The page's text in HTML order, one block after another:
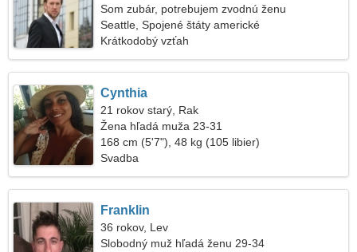
Som zubár, potrebujem zvodnú ženu
Seattle, Spojené štáty americké
Krátkodobý vzťah
Cynthia
21 rokov starý, Rak
Žena hľadá muža 23-31
168 cm (5'7"), 48 kg (105 libier)
Svadba
Franklin
36 rokov, Lev
Slobodný muž hľadá ženu 29-34